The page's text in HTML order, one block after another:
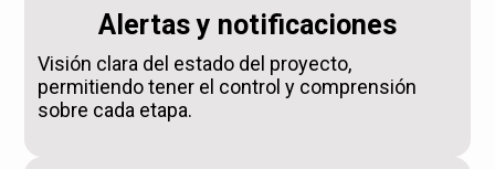
Alertas y notificaciones
Visión clara del estado del proyecto,
permitiendo tener el control y comprensión
sobre cada etapa.